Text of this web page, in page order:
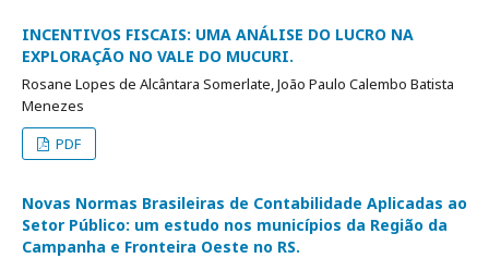
INCENTIVOS FISCAIS: UMA ANÁLISE DO LUCRO NA
EXPLORAÇÃO NO VALE DO MUCURI.
Rosane Lopes de Alcântara Somerlate, João Paulo Calembo Batista
Menezes
PDF
Novas Normas Brasileiras de Contabilidade Aplicadas ao
Setor Público: um estudo nos municípios da Região da
Campanha e Fronteira Oeste no RS.